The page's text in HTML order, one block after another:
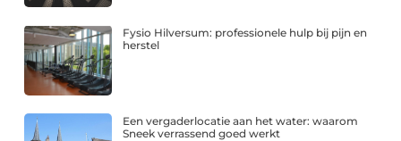
Fysio Hilversum: professionele hulp bij pijn en
herstel
Een vergaderlocatie aan het water: waarom
Sneek verrassend goed werkt